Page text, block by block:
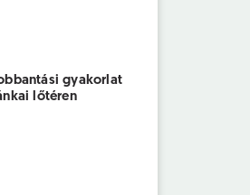
gyakorlat
lőtéren